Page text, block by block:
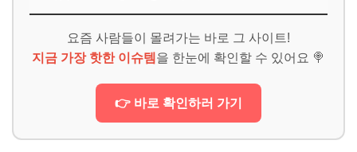
요즘 사람들이 몰려가는 바로 그 사이트!
지금 가장 핫한 이슈템 을 한눈에 확인할 수 있어요 🍭
👉 바로 확인하러 가기